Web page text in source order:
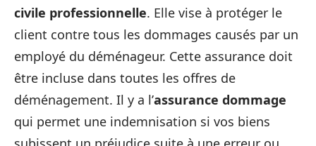
civile professionnelle. Elle vise à protéger le
client contre tous les dommages causés par un
employé du déménageur. Cette assurance doit
être incluse dans toutes les offres de
déménagement. Il y a l’assurance dommage
qui permet une indemnisation si vos biens